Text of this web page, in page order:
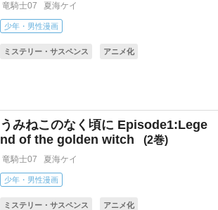
竜騎士07 夏海ケイ
少年・男性漫画
ミステリー・サスペンス
アニメ化
うみねこのなく頃に Episode1:Lege
nd of the golden witch
2
竜騎士07 夏海ケイ
少年・男性漫画
ミステリー・サスペンス
アニメ化